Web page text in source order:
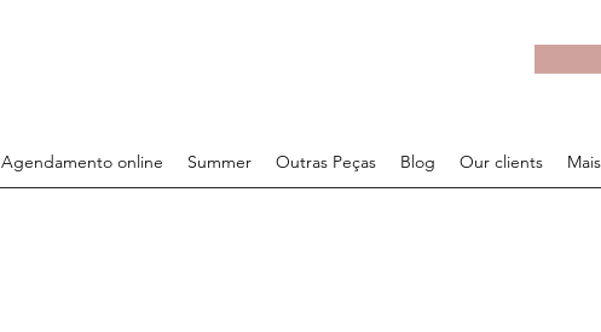
Agendamento online Summer Outras Peças Blog Our clients Mais